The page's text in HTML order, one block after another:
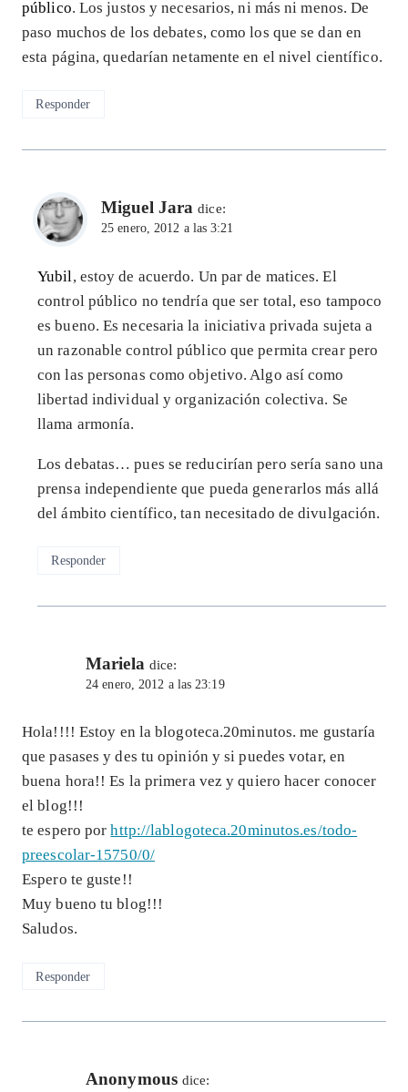
público. Los justos y necesarios, ni más ni menos. De
paso muchos de los debates, como los que se dan en
esta página, quedarían netamente en el nivel científico.
Responder
Miguel Jara dice:
25 enero, 2012 a las 3:21
Yubil , estoy de acuerdo. Un par de matices. El
control público no tendría que ser total, eso tampoco
es bueno. Es necesaria la iniciativa privada sujeta a
un razonable control público que permita crear pero
con las personas como objetivo. Algo así como
libertad individual y organización colectiva. Se
llama armonía.
Los debatas… pues se reducirían pero sería sano una
prensa independiente que pueda generarlos más allá
del ámbito científico, tan necesitado de divulgación.
Responder
Mariela dice:
24 enero, 2012 a las 23:19
Hola!!!! Estoy en la blogoteca.20minutos. me gustaría
que pasases y des tu opinión y si puedes votar, en
buena hora!! Es la primera vez y quiero hacer conocer
el blog!!!
te espero porhttp://lablogoteca.20minutos.es/todo-
preescolar-15750/0/
Espero te guste!!
Muy bueno tu blog!!!
Saludos.
Responder
Anonymous dice: